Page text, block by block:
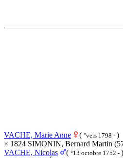
VACHE, Marie Anne ( °vers 1798 - )
× 1824 SIMONIN, Bernard Martin
VACHE, Nicolas
( °13 octobre 1752 - )